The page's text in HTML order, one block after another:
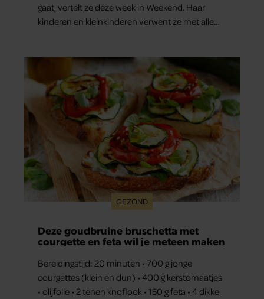
gaat, vertelt ze deze week in Weekend. Haar
kinderen en kleinkinderen verwent ze met alle
GEZOND
Deze goudbruine bruschetta met
courgette en feta wil je meteen maken
Bereidingstijd: 20 minuten • 700 g jonge
courgettes (klein en dun) • 400 g kerstomaatjes
• olijfolie • 2 tenen knoflook • 150 g feta • 4 dikke